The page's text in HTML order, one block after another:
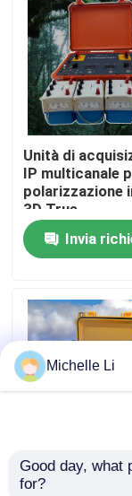
Prodotti
Chi siamo
Fatory Tour
Controllo di
Contattaci
Richiedere un
Strumento
Metro
Registrazione
Unità di
IP multicanale
polarizzazione
3D True
Invia
Visualizzatore
integrità
Michelle Li
Good day, what
for?